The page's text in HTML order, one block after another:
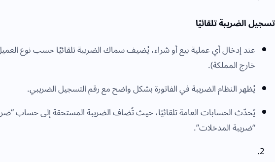
تسجيل الضريبة تلقائيًا
عند إدخال أي عملية بيع أو شراء، يُضيف سماك الضريبة تلقائيًا حسب نوع
خارج المملكة).
يُظهر النظام الضريبة في الفاتورة بشكل واضح مع رقم التسجيل الضريبي.
يُحدّث الحسابات العامة تلقائيًا، حيث تُضاف الضريبة المستحقة إلى حساب
“ضريبة المدخلات”.